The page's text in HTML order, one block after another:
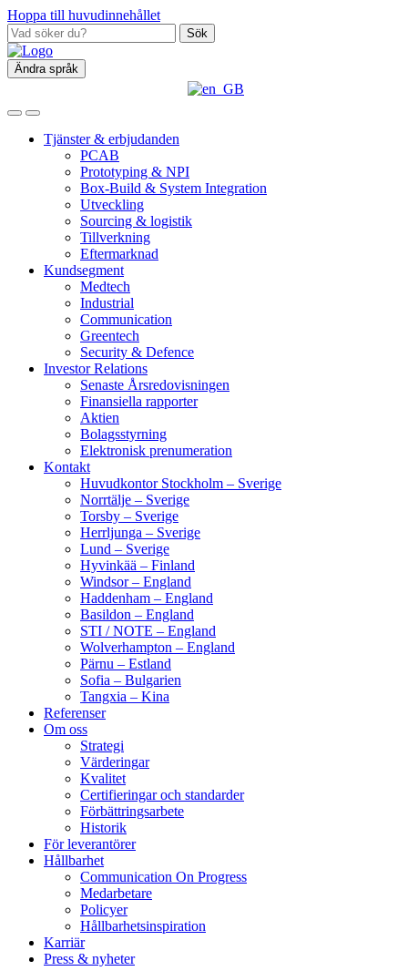
Hoppa till huvudinnehållet
Sök
Ändra språk
Tjänster & erbjudanden
PCAB
Prototyping & NPI
Box‑Build & System Integration
Utveckling
Sourcing & logistik
Tillverkning
Eftermarknad
Kundsegment
Medtech
Industrial
Communication
Greentech
Security & Defence
Investor Relations
Senaste Årsredovisningen
Finansiella rapporter
Aktien
Bolagsstyrning
Elektronisk prenumeration
Kontakt
Huvudkontor Stockholm – Sverige
Norrtälje – Sverige
Torsby – Sverige
Herrljunga – Sverige
Lund – Sverige
Hyvinkää – Finland
Windsor – England
Haddenham – England
Basildon – England
STI / NOTE – England
Wolverhampton – England
Pärnu – Estland
Sofia – Bulgarien
Tangxia – Kina
Referenser
Om oss
Strategi
Värderingar
Kvalitet
Certifieringar och standarder
Förbättringsarbete
Historik
För leverantörer
Hållbarhet
Communication On Progress
Medarbetare
Policyer
Hållbarhetsinspiration
Karriär
Press & nyheter